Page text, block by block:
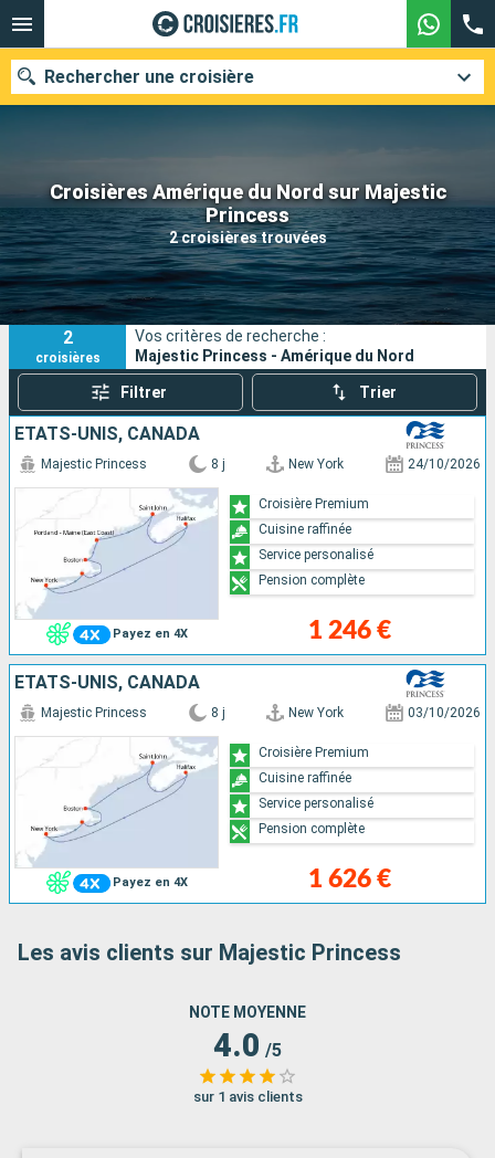
Croisières Amérique du Nord sur Majestic
Princess
2 croisières trouvées
Rechercher une croisière
Nos destinations
Mois de départ
Ports Compagnies
Rechercher
2
croisières
Vos critères de recherche :
Majestic Princess - Amérique du Nord
Filtrer Trier
ÉTATS-UNIS, CANADA
Payez en 4X
Majestic Princess 8 j New York 24/10/2026
1 246 €
Croisière Premium
Cuisine raffinée
Service personalisé
Pension complète
ÉTATS-UNIS, CANADA
Payez en 4X
Majestic Princess 8 j New York 03/10/2026
1 626 €
Croisière Premium
Cuisine raffinée
Service personalisé
Pension complète
Les avis clients sur Majestic Princess
NOTE MOYENNE
4.0 /5
sur 1 avis clients